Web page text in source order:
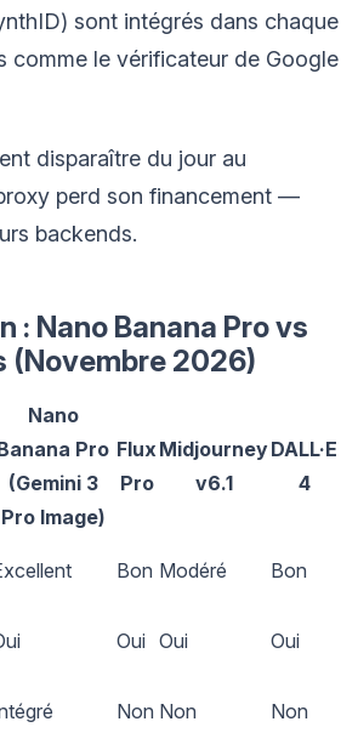
sont intégrés dans chaque
comme le vérificateur de Google
disparaître du jour au
perd son financement —
backends.
: Nano Banana Pro vs
(Novembre 2026)
Nano
Pro
(Gemini 3
Pro Image)
Flux
Pro
Midjourney
v6.1
DALL·E
4
Bon Modéré Bon
Oui Oui Oui
Non Non Non